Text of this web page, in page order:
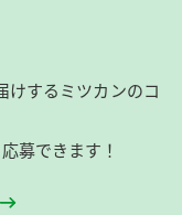
けするミツカンのコ
募できます！